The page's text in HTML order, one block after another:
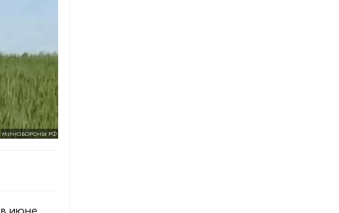
МИНОБОРОНЫ РФ